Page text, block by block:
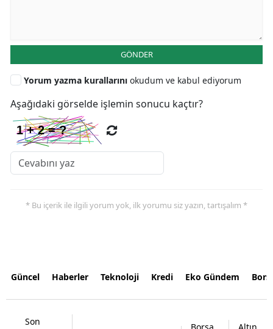
GÖNDER
Yorum yazma kurallarını okudum ve kabul ediyorum
Aşağıdaki görselde işlemin sonucu kaçtır?
* Bu içerik ile ilgili yorum yok, ilk yorumu siz yazın, tartışalım *
Güncel Haberler Teknoloji Kredi Eko Gündem
Son